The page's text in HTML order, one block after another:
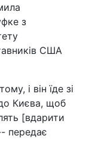
з
США
і він їде зі
Києва, щоб
[вдарити
передає